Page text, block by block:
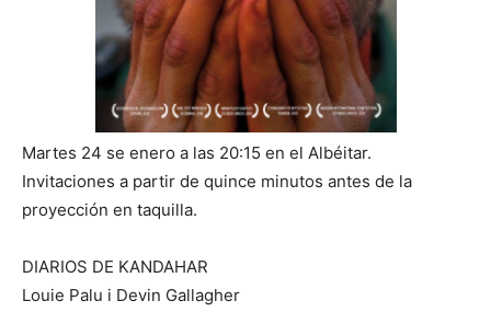
Martes 24 se enero a las 20:15 en el Albéitar.
Invitaciones a partir de quince minutos antes de la
proyección en taquilla.
DIARIOS DE KANDAHAR
Louie Palu i Devin Gallagher